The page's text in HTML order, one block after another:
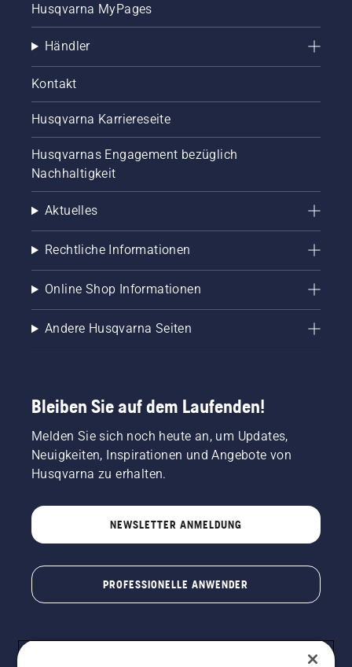
Husqvarna MyPages
Händler
Kontakt
Husqvarna Karriereseite
Husqvarnas Engagement bezüglich
Nachhaltigkeit
Aktuelles
Rechtliche Informationen
Online Shop Informationen
Andere Husqvarna Seiten
Bleiben Sie auf dem Laufenden!
Melden Sie sich noch heute an, um Updates,
Neuigkeiten, Inspirationen und Angebote von
Husqvarna zu erhalten.
NEWSLETTER ANMELDUNG
PROFESSIONELLE ANWENDER